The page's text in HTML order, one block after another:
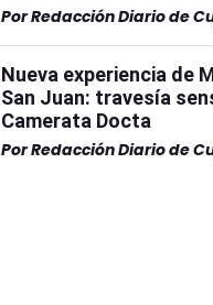
PorRedacción Diario de
Nueva experiencia de
San Juan: travesía
Camerata Docta
PorRedacción Diario de